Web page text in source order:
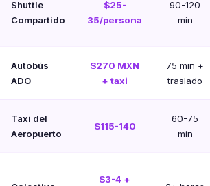
Shuttle
Compartido
$25-
35/persona
90-120
min
Autobús
ADO
$270 MXN
+ taxi
75 min +
traslado
Taxi del
Aeropuerto
$115-140
60-75
min
$3-4 +